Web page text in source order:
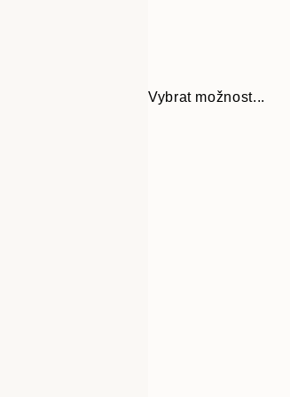
Vybrat možnost...